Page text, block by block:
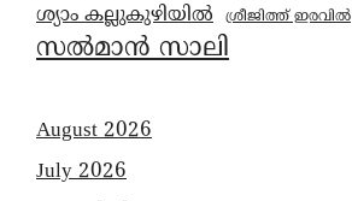
ശ്യാം കല്ലുകുഴിയിൽ ശ്രീജിത്ത് ഇരവിൽ
സൽമാൻ സാലി
August 2026
July 2026